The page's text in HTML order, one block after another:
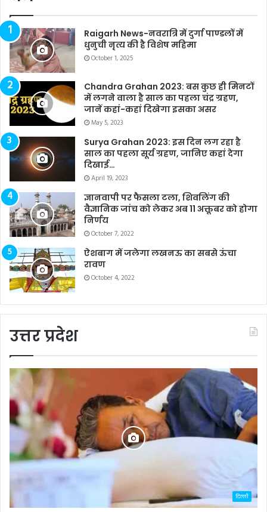
Raigarh News-नवरात्रि में दुर्गा पाण्डलों में
धुनुची नृत्य की है विशेष महिमा
October 1, 2025
Chandra Grahan 2023: बस कुछ ही मिनटों
में लगने वाला है साल का पहला चंद्र ग्रहण,
जानें कहां-कहां दिखेगा इसका असर
May 5, 2023
Surya Grahan 2023: इस दिन लग रहा है
साल का पहला सूर्य ग्रहण, जानिए कहां देगा
दिखाई…
April 19, 2023
ज्ञानवापी पर फैसला टला, शिवलिंग की
वैज्ञानिक जांच को लेकर अब 11 अक्तूबर को होगा
निर्णय
October 7, 2022
ऐशबाग में जलेगा लखनऊ का सबसे ऊंचा
रावण
October 4, 2022
उत्तर प्रदेश
दिल्ली